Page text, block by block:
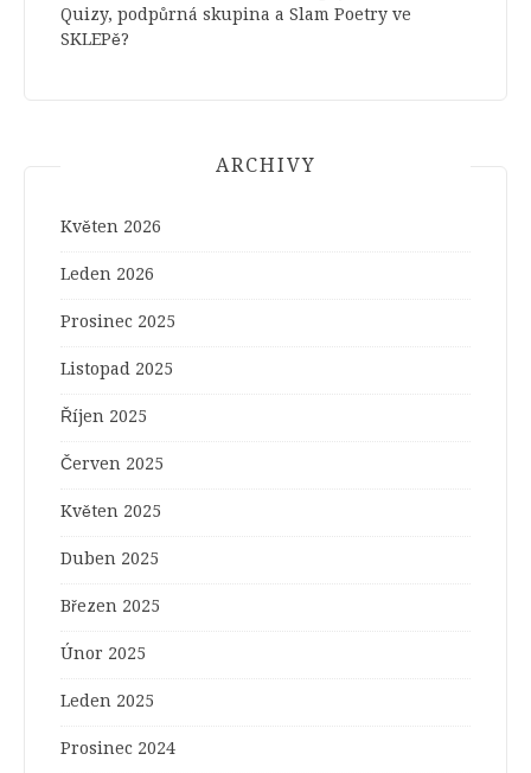
Quizy, podpůrná skupina a Slam Poetry ve
SKLEPě?
ARCHIVY
Květen 2026
Leden 2026
Prosinec 2025
Listopad 2025
Říjen 2025
Červen 2025
Květen 2025
Duben 2025
Březen 2025
Únor 2025
Leden 2025
Prosinec 2024